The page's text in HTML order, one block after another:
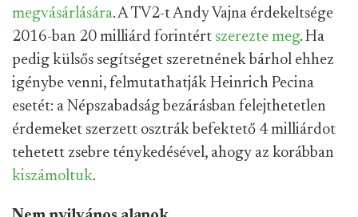
megvásárlására. A TV2-t Andy Vajna érdekeltsége
2016-ban 20 milliárd forintért szerezte meg. Ha
pedig külsős segítséget szeretnének bárhol ehhez
igénybe venni, felmutathatják Heinrich Pecina
esetét: a Népszabadság bezárásban felejthetetlen
érdemeket szerzett osztrák befektető 4 milliárdot
tehetett zsebre ténykedésével, ahogy az korábban
kiszámoltuk.